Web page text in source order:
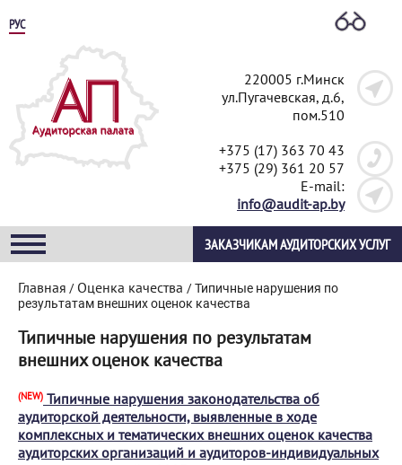
РУС
220005 г.Минск
ул.Пугачевская, д.6,
пом.510
+375 (17) 363 70 43
+375 (29) 361 20 57
E-mail:
info@audit-ap.by
ЗАКАЗЧИКАМ АУДИТОРСКИХ УСЛУГ
Главная / Оценка качества /Типичные нарушения по
результатам внешних оценок качества
Типичные нарушения по результатам
внешних оценок качества
(NEW) Типичные нарушения законодательства об
аудиторской деятельности, выявленные в ходе
комплексных и тематических внешних оценок качества
аудиторских организаций и аудиторов-индивидуальных